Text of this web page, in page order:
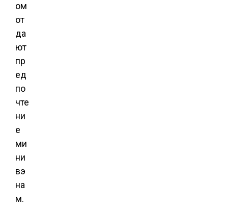
ом
от
да
ют
пр
ед
по
чте
ни
е
ми
ни
вэ
на
м.